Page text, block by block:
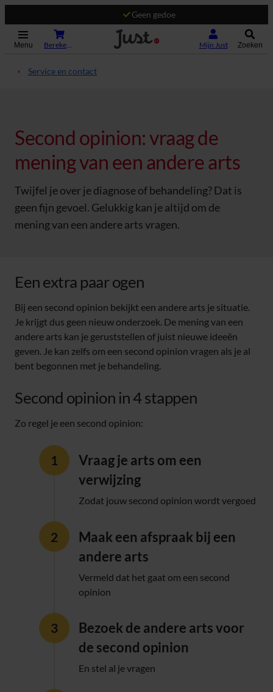
Geen gedoe
Menu Mijn Just Zoeken
Service en contact
Second opinion: vraag de
mening van een andere arts
Twijfel je over je diagnose of behandeling? Dat is
geen fijn gevoel. Gelukkig kan je altijd om de
mening van een andere arts vragen.
Een extra paar ogen
Bij een second opinion bekijkt een andere arts je situatie.
Je krijgt dus geen nieuw onderzoek. De mening van een
andere arts kan je geruststellen of juist nieuwe ideeën
geven. Je kan zelfs om een second opinion vragen als je al
bent begonnen met je behandeling.
Second opinion in 4 stappen
Zo regel je een second opinion:
Vraag je arts om een
verwijzing
Zodat jouw second opinion wordt vergoed
Maak een afspraak bij een
andere arts
Vermeld dat het gaat om een second
opinion
Bezoek de andere arts voor
de second opinion
En stel al je vragen